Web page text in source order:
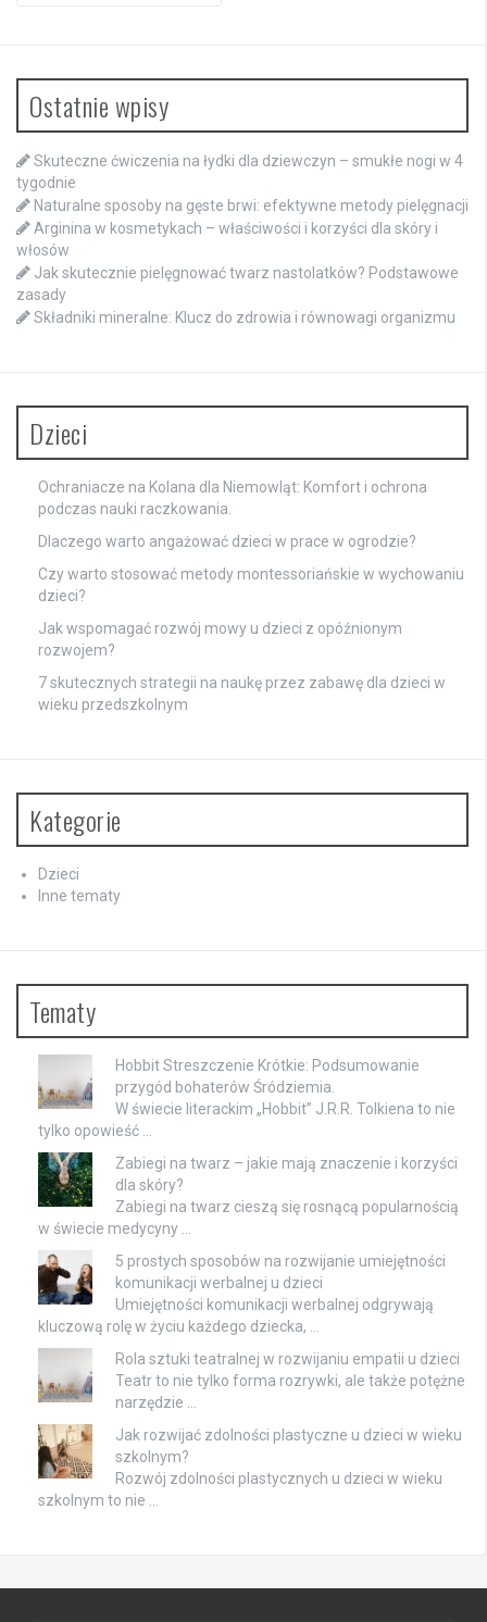
Ostatnie wpisy
Skuteczne ćwiczenia na łydki dla dziewczyn – smukłe nogi w 4
tygodnie
Naturalne sposoby na gęste brwi: efektywne metody pielęgnacji
Arginina w kosmetykach – właściwości i korzyści dla skóry i
włosów
Jak skutecznie pielęgnować twarz nastolatków? Podstawowe
zasady
Składniki mineralne: Klucz do zdrowia i równowagi organizmu
Dzieci
Ochraniacze na Kolana dla Niemowląt: Komfort i ochrona
podczas nauki raczkowania.
Dlaczego warto angażować dzieci w prace w ogrodzie?
Czy warto stosować metody montessoriańskie w wychowaniu
dzieci?
Jak wspomagać rozwój mowy u dzieci z opóźnionym
rozwojem?
7 skutecznych strategii na naukę przez zabawę dla dzieci w
wieku przedszkolnym
Kategorie
Dzieci
Inne tematy
Tematy
Hobbit Streszczenie Krótkie: Podsumowanie
przygód bohaterów Śródziemia.
W świecie literackim „Hobbit” J.R.R. Tolkiena to nie
tylko opowieść …
Zabiegi na twarz – jakie mają znaczenie i korzyści
dla skóry?
Zabiegi na twarz cieszą się rosnącą popularnością
w świecie medycyny …
5 prostych sposobów na rozwijanie umiejętności
komunikacji werbalnej u dzieci
Umiejętności komunikacji werbalnej odgrywają
kluczową rolę w życiu każdego dziecka, …
Rola sztuki teatralnej w rozwijaniu empatii u dzieci
Teatr to nie tylko forma rozrywki, ale także potężne
narzędzie …
Jak rozwijać zdolności plastyczne u dzieci w wieku
szkolnym?
Rozwój zdolności plastycznych u dzieci w wieku
szkolnym to nie …